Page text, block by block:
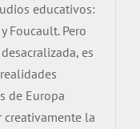
educativos:
Foucault. Pero
es
de Europa
creativamente la